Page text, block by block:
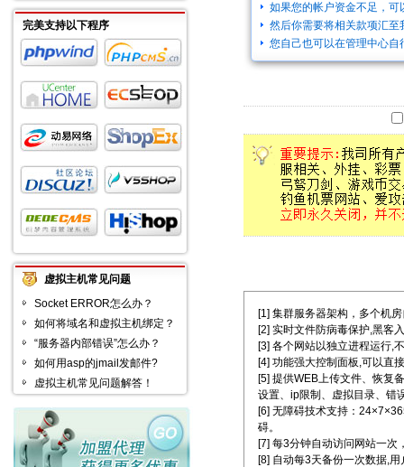
完美支持以下程序
虚拟主机常见问题
Socket ERROR怎么办？
如何将域名和虚拟主机绑定？
“服务器内部错误”怎么办？
如何用asp的jmail发邮件?
虚拟主机常见问题解答！
如果您的帐户资金不足，
然后你需要将相关款项汇
您自己也可以在管理中心
[1] 集群服务器架构，多个机
[2] 实时文件防病毒保护,黑客
[3] 各个网站以独立进程运行,
[4] 功能强大控制面板,可以直
[5] 提供WEB上传文件、恢复
设置、ip限制、虚拟目录、错
[6] 无障碍技术支持：
碍。
[7] 每3分钟自动访问网站一次
[8] 自动每3天备份一次数据,